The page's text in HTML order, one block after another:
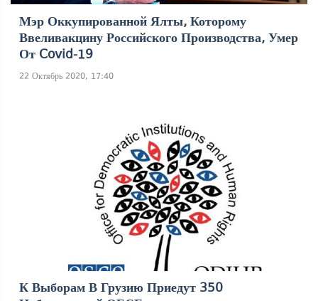
Мэр Оккупированной Ялты, Которому
Ввеливакцину Российского Производства, Умер
От Covid-19
22 Октябрь 2020, 17:40
К Выборам В Грузию Приедут 350